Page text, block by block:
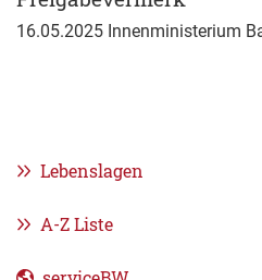
16.05.2025 Innenministerium
Lebenslagen
A-Z Liste